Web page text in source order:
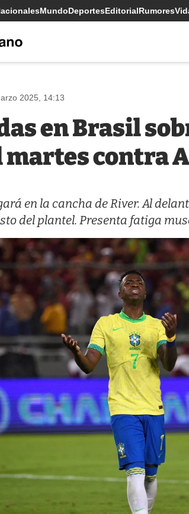
MundoDeportesEditorialRumores
2025, 14:13
en Brasil
martes contra
en la cancha de River. Al
del plantel. Presenta fatiga